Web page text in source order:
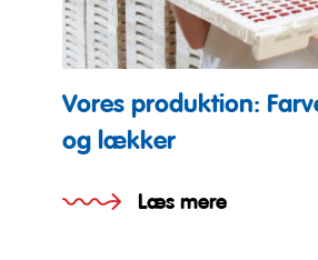
Vores produktion:
og lækker
Læs mere